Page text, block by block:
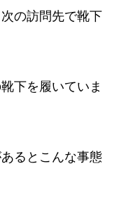
の訪問先で靴下
下を履いていま
るとこんな事態